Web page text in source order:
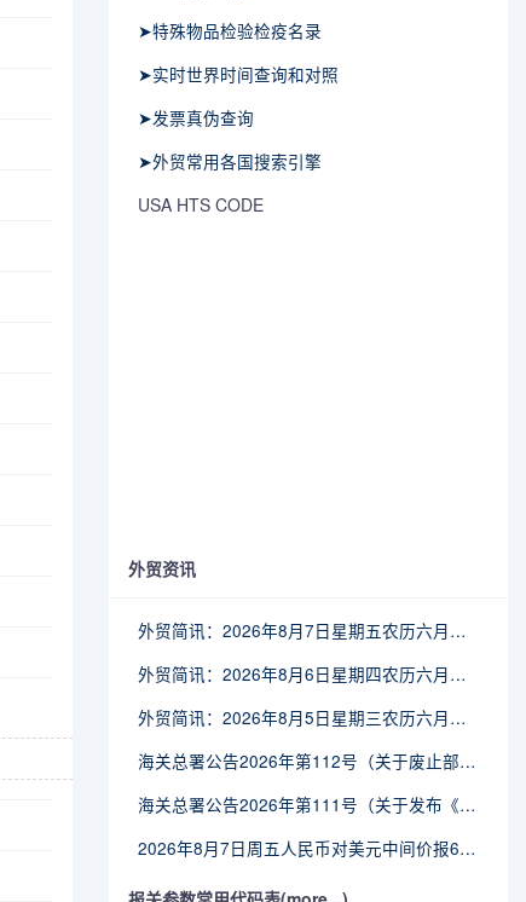
➤特殊物品检验检疫名录
➤实时世界时间查询和对照
➤发票真伪查询
➤外贸常用各国搜索引擎
USA HTS CODE
外贸资讯
外贸简讯：2026年8月7日星期五农历六月廿五
外贸简讯：2026年8月6日星期四农历六月廿四
外贸简讯：2026年8月5日星期三农历六月廿三
海关总署公告2026年第112号（关于废止部分卫生检疫类规范性文件的公告）
海关总署公告2026年第111号（关于发布《进出境动植物检疫处理监督管理工作规定》《进出境卫生处理监督管理工作规定》的公告）
2026年8月7日周五人民币对美元中间价报6.7904调贬9个基点